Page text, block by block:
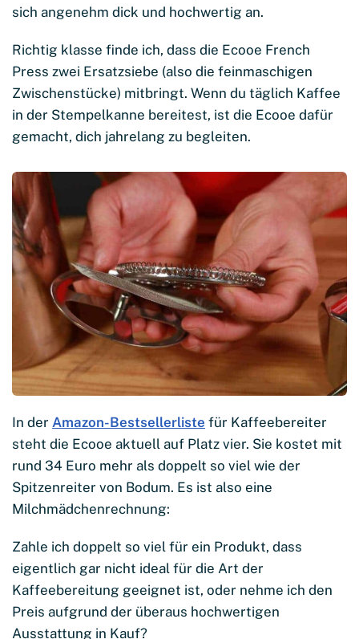
sich angenehm dick und hochwertig an.
Richtig klasse finde ich, dass die Ecooe French
Press zwei Ersatzsiebe (also die feinmaschigen
Zwischenstücke) mitbringt. Wenn du täglich Kaffee
in der Stempelkanne bereitest, ist die Ecooe dafür
gemacht, dich jahrelang zu begleiten.
In der Amazon-Bestsellerliste für Kaffeebereiter
steht die Ecooe aktuell auf Platz vier. Sie kostet mit
rund 34 Euro mehr als doppelt so viel wie der
Spitzenreiter von Bodum. Es ist also eine
Milchmädchenrechnung:
Zahle ich doppelt so viel für ein Produkt, dass
eigentlich gar nicht ideal für die Art der
Kaffeebereitung geeignet ist, oder nehme ich den
Preis aufgrund der überaus hochwertigen
Ausstattung in Kauf?